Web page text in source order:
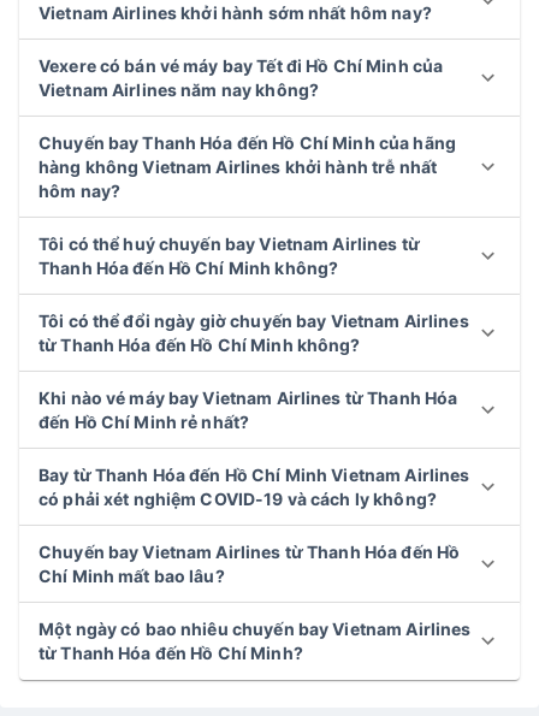
Vietnam Airlines khởi hành sớm nhất hôm nay?
Vexere có bán vé máy bay Tết đi Hồ Chí Minh của
Vietnam Airlines năm nay không?
Chuyến bay Thanh Hóa đến Hồ Chí Minh của hãng
hàng không Vietnam Airlines khởi hành trễ nhất
hôm nay?
Tôi có thể huý chuyến bay Vietnam Airlines từ
Thanh Hóa đến Hồ Chí Minh không?
Tôi có thể đổi ngày giờ chuyến bay Vietnam Airlines
từ Thanh Hóa đến Hồ Chí Minh không?
Khi nào vé máy bay Vietnam Airlines từ Thanh Hóa
đến Hồ Chí Minh rẻ nhất?
Bay từ Thanh Hóa đến Hồ Chí Minh Vietnam Airlines
có phải xét nghiệm COVID-19 và cách ly không?
Chuyến bay Vietnam Airlines từ Thanh Hóa đến Hồ
Chí Minh mất bao lâu?
Một ngày có bao nhiêu chuyến bay Vietnam Airlines
từ Thanh Hóa đến Hồ Chí Minh?